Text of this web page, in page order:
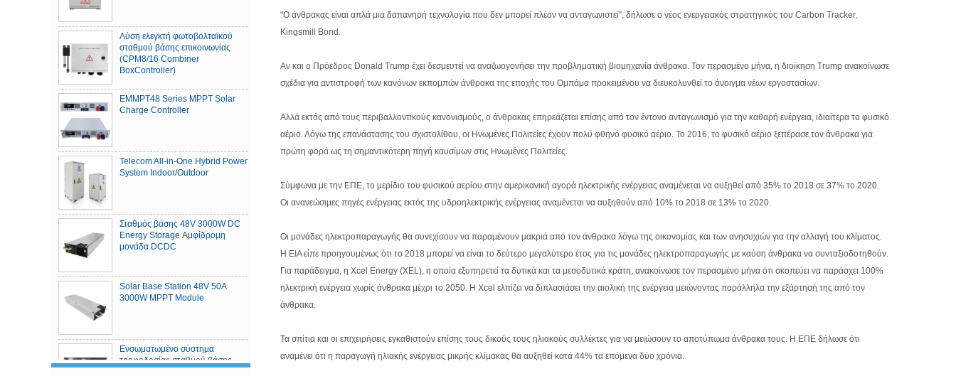
Λύση ελεγκτή φωτοβολταϊκού
σταθμού βάσης επικοινωνίας
(CPM8/16 Combiner
BoxController)
EMMPT48 Series MPPT Solar
Charge Controller
Telecom All-in-One Hybrid Power
System Indoor/Outdoor
Σταθμός βάσης 48V 3000W DC
Energy Storage Αμφίδρομη
μονάδα DCDC
Solar Base Station 48V 50A
3000W MPPT Module
Ενσωματωμένο σύστημα
τροφοδοσίας σταθμού βάσης
"Ο άνθρακας είναι απλά μια δαπανηρή τεχνολογία που δεν μπορεί πλέον να ανταγωνιστεί", δήλωσε ο νέος ενεργειακός στρατηγικός του Carbon Tracker,
Kingsmill Bond.
Αν και ο Πρόεδρος Donald Trump έχει δεσμευτεί να αναζωογονήσει την προβληματική βιομηχανία άνθρακα. Τον περασμένο μήνα, η διοίκηση Trump ανακοίνωσε
σχέδια για αντιστροφή των κανόνων εκπομπών άνθρακα της εποχής του Ομπάμα προκειμένου να διευκολυνθεί το άνοιγμα νέων εργοστασίων.
Αλλά εκτός από τους περιβαλλοντικούς κανονισμούς, ο άνθρακας επηρεάζεται επίσης από τον έντονο ανταγωνισμό για την καθαρή ενέργεια, ιδιαίτερα το φυσικό
αέριο. Λόγω της επανάστασης του σχιστολίθου, οι Ηνωμένες Πολιτείες έχουν πολύ φθηνό φυσικό αέριο. Το 2016, το φυσικό αέριο ξεπέρασε τον άνθρακα για
πρώτη φορά ως τη σημαντικότερη πηγή καυσίμων στις Ηνωμένες Πολιτείες.
Σύμφωνα με την ΕΠΕ, το μερίδιο του φυσικού αερίου στην αμερικανική αγορά ηλεκτρικής ενέργειας αναμένεται να αυξηθεί από 35% το 2018 σε 37% το 2020.
Οι ανανεώσιμες πηγές ενέργειας εκτός της υδροηλεκτρικής ενέργειας αναμένεται να αυξηθούν από 10% το 2018 σε 13% το 2020.
Οι μονάδες ηλεκτροπαραγωγής θα συνεχίσουν να παραμένουν μακριά από τον άνθρακα λόγω της οικονομίας και των ανησυχιών για την αλλαγή του κλίματος.
Η EIA είπε προηγουμένως ότι το 2018 μπορεί να είναι το δεύτερο μεγαλύτερο έτος για τις μονάδες ηλεκτροπαραγωγής με καύση άνθρακα να συνταξιοδοτηθούν.
Για παράδειγμα, η Xcel Energy (XEL), η οποία εξυπηρετεί τα δυτικά και τα μεσοδυτικά κράτη, ανακοίνωσε τον περασμένο μήνα ότι σκοπεύει να παράσχει 100%
ηλεκτρική ενέργεια χωρίς άνθρακα μέχρι το 2050. Η Xcel ελπίζει να διπλασιάσει την αιολική της ενέργεια μειώνοντας παράλληλα την εξάρτησή της από τον
άνθρακα.
Τα σπίτια και οι επιχειρήσεις εγκαθιστούν επίσης τους δικούς τους ηλιακούς συλλέκτες για να μειώσουν το αποτύπωμα άνθρακα τους. Η ΕΠΕ δήλωσε ότι
αναμένει ότι η παραγωγή ηλιακής ενέργειας μικρής κλίμακας θα αυξηθεί κατά 44% τα επόμενα δύο χρόνια.